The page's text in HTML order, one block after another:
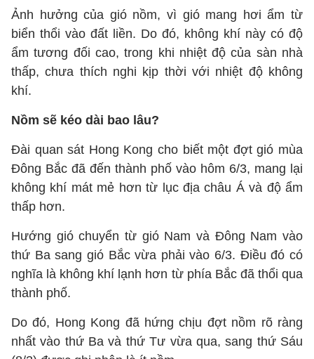
Ảnh hưởng của gió nồm, vì gió mang hơi ẩm từ
biển thổi vào đất liền. Do đó, không khí này có độ
ẩm tương đối cao, trong khi nhiệt độ của sàn nhà
thấp, chưa thích nghi kịp thời với nhiệt độ không
khí.
Nồm sẽ kéo dài bao lâu?
Đài quan sát Hong Kong cho biết một đợt gió mùa
Đông Bắc đã đến thành phố vào hôm 6/3, mang lại
không khí mát mẻ hơn từ lục địa châu Á và độ ẩm
thấp hơn.
Hướng gió chuyển từ gió Nam và Đông Nam vào
thứ Ba sang gió Bắc vừa phải vào 6/3. Điều đó có
nghĩa là không khí lạnh hơn từ phía Bắc đã thổi qua
thành phố.
Do đó, Hong Kong đã hứng chịu đợt nồm rõ ràng
nhất vào thứ Ba và thứ Tư vừa qua, sang thứ Sáu